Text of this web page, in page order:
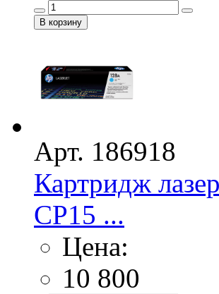
Арт. 186918
Картридж
CP15 ...
Цена:
10 800